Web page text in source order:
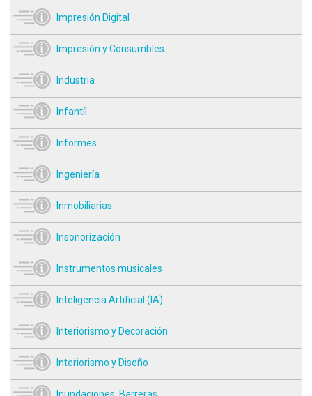
Impresión Digital
Impresión y Consumbles
Industria
Infantíl
Informes
Ingeniería
Inmobiliarias
Insonorización
Instrumentos musicales
Inteligencia Artificial (IA)
Interiorismo y Decoración
Interiorismo y Diseño